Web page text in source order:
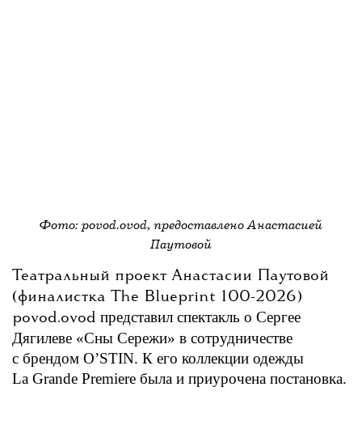
Фото: povod.ovod, предоставлено Анастасией
Паутовой
Театральный проект Анастасии Паутовой
(финалистка The Blueprint 100-2026)
povod.ovod представил спектакль о Сергее
Дягилеве «Сны Сережи» в сотрудничестве
с брендом O’STIN. К его коллекции одежды
La Grande Premiere была и приурочена постановка.